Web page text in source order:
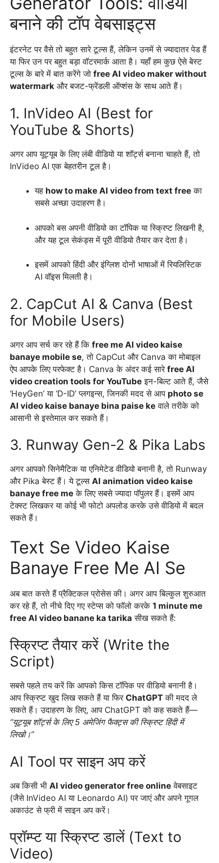
बनाने की टॉप वेबसाइट्स
इंटरनेट पर वैसे तो बहुत सारे टूल्स हैं, लेकिन उनमें से ज्यादातर पेड हैं
या फिर उन पर बहुत बड़ा वॉटरमार्क आता है। यहाँ हम कुछ ऐसे बेस्ट
टूल्स के बारे में बात करेंगे जो free AI video maker without
watermark और बजट-फ्रेंडली ऑप्शंस के साथ आते हैं।
1. InVideo AI (Best for
YouTube & Shorts)
अगर आप यूट्यूब के लिए लंबी वीडियो या शॉर्ट्स बनाना चाहते हैं, तो
InVideo AI एक बेहतरीन टूल है।
यह how to make AI video from text free का
सबसे अच्छा उदाहरण है।
आपको बस अपनी वीडियो का टॉपिक या स्क्रिप्ट लिखनी है,
और यह टूल सेकंड्स में पूरी वीडियो तैयार कर देता है।
इसमें आपको हिंदी और इंग्लिश दोनों भाषाओं में रियलिस्टिक
AI वॉइस मिलती है।
2. CapCut AI & Canva (Best
for Mobile Users)
अगर आप सर्च कर रहे हैं कि free me AI video kaise
banaye mobile se, तो CapCut और Canva का मोबाइल
ऐप आपके लिए परफेक्ट है। Canva के अंदर कई सारे free AI
video creation tools for YouTube इन-बिल्ट आते हैं, जैसे
‘HeyGen’ या ‘D-ID’ प्लगइन्स, जिनकी मदद से आप photo se
AI video kaise banaye bina paise ke वाले तरीके को
आसानी से इस्तेमाल कर सकते हैं।
3. Runway Gen-2 & Pika Labs
अगर आपको सिनेमैटिक या एनिमेटेड वीडियो बनानी है, तो Runway
और Pika बेस्ट हैं। ये टूल्स AI animation video kaise
banaye free me के लिए सबसे ज्यादा पॉपुलर हैं। इसमें आप
टेक्स्ट लिखकर या कोई भी फोटो अपलोड करके उसे वीडियो में बदल
सकते हैं।
Text Se Video Kaise
Banaye Free Me AI Se
अब बात करते हैं प्रैक्टिकल प्रोसेस की। अगर आप बिल्कुल शुरुआत
कर रहे हैं, तो नीचे दिए गए स्टेप्स को फॉलो करके 1 minute me
free AI video banane ka tarika सीख सकते हैं:
स्क्रिप्ट तैयार करें (Write the
Script)
सबसे पहले तय करें कि आपको किस टॉपिक पर वीडियो बनानी है।
आप स्क्रिप्ट खुद लिख सकते हैं या फिर ChatGPT की मदद ले
सकते हैं। उदाहरण के लिए, आप ChatGPT को कह सकते हैं—
“यूट्यूब शॉर्ट्स के लिए 5 अमेजिंग फैक्ट्स की स्क्रिप्ट हिंदी में
लिखो।”
AI Tool पर साइन अप करें
अब किसी भी AI video generator free online वेबसाइट
(जैसे InVideo AI या Leonardo AI) पर जाएं और अपने गूगल
अकाउंट से फ्री में साइन अप करें।
प्रॉम्प्ट या स्क्रिप्ट डालें (Text to
Video)